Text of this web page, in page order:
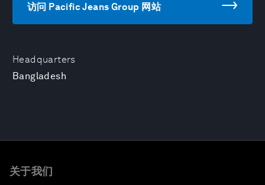
Headquarters
Bangladesh
访问 Pacific Jeans Group 网站
关于我们